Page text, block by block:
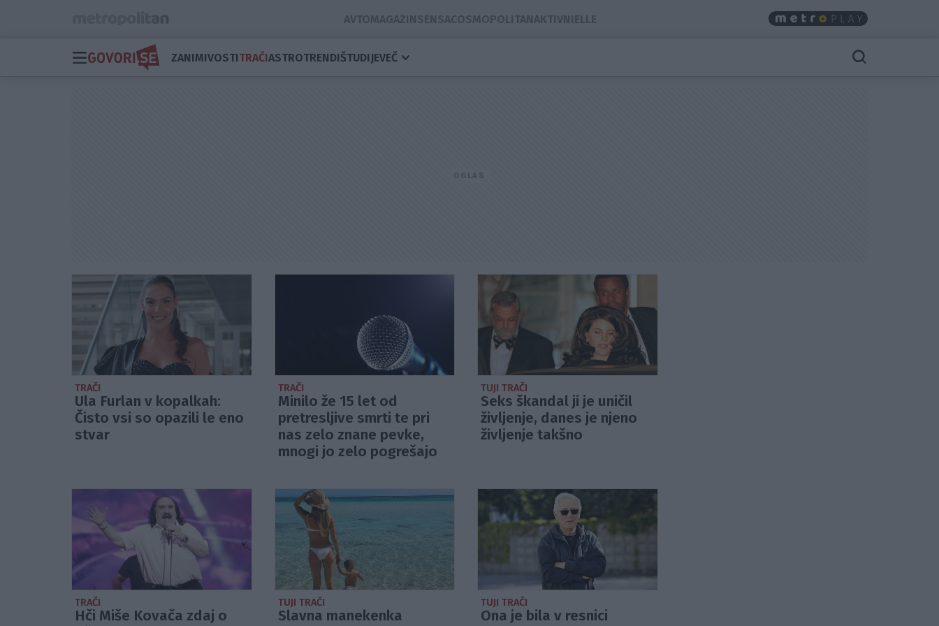
AVTOMAGAZINSENSACOSMOPOLITANAKTIVNIELLE
ZANIMIVOSTITRAČIASTROTRENDIŠTUDIJEVEČ
TRAČI
Ula Furlan v kopalkah:
Čisto vsi so opazili le eno
stvar
TRAČI
Minilo že 15 let od
pretresljive smrti te pri
nas zelo znane pevke,
mnogi jo zelo pogrešajo
TUJI TRAČI
Seks škandal ji je uničil
življenje, danes je njeno
življenje takšno
TRAČI
Hči Miše Kovača zdaj o
TUJI TRAČI
Slavna manekenka
TUJI TRAČI
Ona je bila v resnici